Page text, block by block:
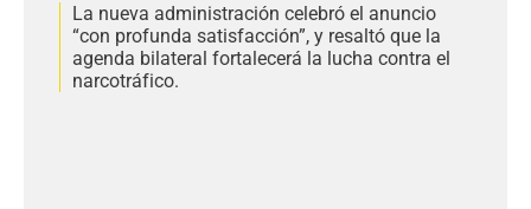
La nueva administración celebró el anuncio
“con profunda satisfacción”, y resaltó que la
agenda bilateral fortalecerá la lucha contra el
narcotráfico.